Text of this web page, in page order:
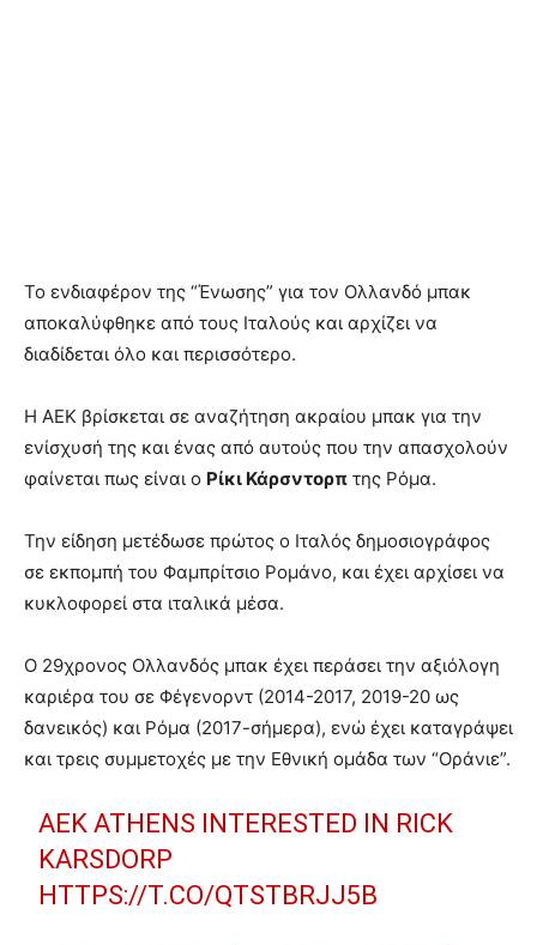
Το ενδιαφέρον της “Ένωσης” για τον Ολλανδό μπακ
αποκαλύφθηκε από τους Ιταλούς και αρχίζει να
διαδίδεται όλο και περισσότερο.
Η ΑΕΚ βρίσκεται σε αναζήτηση ακραίου μπακ για την
ενίσχυσή της και ένας από αυτούς που την απασχολούν
φαίνεται πως είναι ο Ρίκι Κάρσντορπ της Ρόμα.
Την είδηση μετέδωσε πρώτος ο Ιταλός δημοσιογράφος
σε εκπομπή του Φαμπρίτσιο Ρομάνο, και έχει αρχίσει να
κυκλοφορεί στα ιταλικά μέσα.
Ο 29χρονος Ολλανδός μπακ έχει περάσει την αξιόλογη
καριέρα του σε Φέγενορντ (2014-2017, 2019-20 ως
δανεικός) και Ρόμα (2017-σήμερα), ενώ έχει καταγράψει
και τρεις συμμετοχές με την Εθνική ομάδα των “Οράνιε”.
AEK ATHENS INTERESTED IN RICK
KARSDORP
HTTPS://T.CO/QTSTBRJJ5B